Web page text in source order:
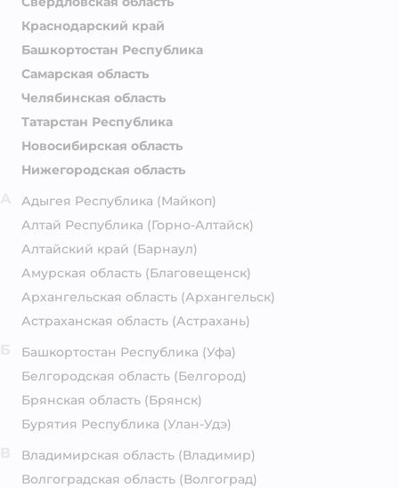
Краснодарский край
Башкортостан Республика
Самарская область
Челябинская область
Татарстан Республика
Новосибирская область
Нижегородская область
Адыгея Республика (Майкоп)
Алтай Республика (Горно-Алтайск)
Алтайский край (Барнаул)
Амурская область (Благовещенск)
Архангельская область (Архангельск)
Астраханская область (Астрахань)
Башкортостан Республика (Уфа)
Белгородская область (Белгород)
Брянская область (Брянск)
Бурятия Республика (Улан-Удэ)
Владимирская область (Владимир)
Волгоградская область (Волгоград)